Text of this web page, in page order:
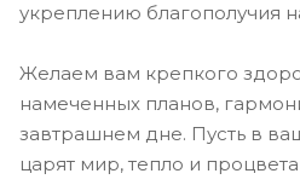
укреплению благополучия
Желаем вам крепкого
намеченных планов,
завтрашнем дне. Пусть в
царят мир, тепло и